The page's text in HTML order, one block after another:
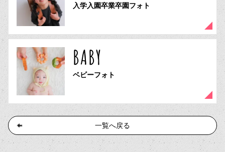
入学入園卒業卒園フォト
BABY
ベビーフォト
一覧へ戻る